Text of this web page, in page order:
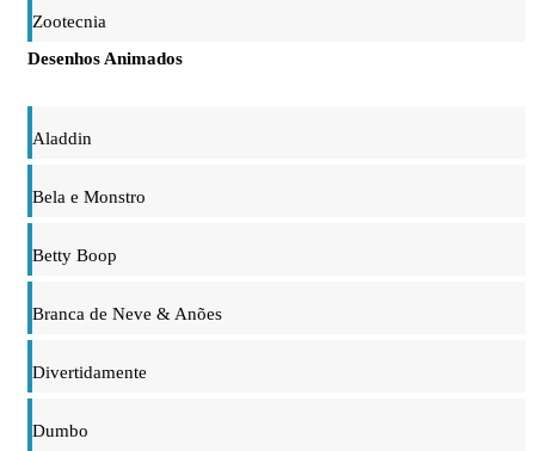
Zootecnia
Desenhos Animados
Aladdin
Bela e Monstro
Betty Boop
Branca de Neve & Anões
Divertidamente
Dumbo